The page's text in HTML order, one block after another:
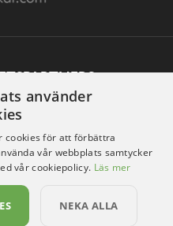
använder
cookies för att förbättra
vår webbplats samtycker
vår cookiepolicy. Läs mer
NEKA ALLA